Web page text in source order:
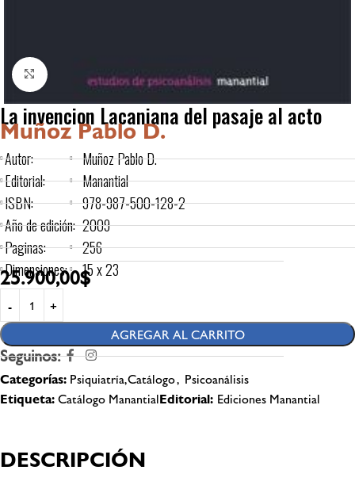
Click to enlarge
La invencion Lacaniana del pasaje al acto
Muñoz Pablo D.
Autor:
Editorial:
ISBN:
Año de edición:
Paginas:
Dimensiones:
Muñoz Pablo D.
Manantial
978-987-500-128-2
2009
256
15 x 23
25.900,00$
AGREGAR AL CARRITO
Seguinos:
Categorías: Psiquiatría,Catálogo, Psicoanálisis
Etiqueta:Catálogo ManantialEditorial: Ediciones Manantial
DESCRIPCIÓN